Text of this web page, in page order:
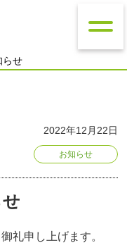
らせ
2022年12月22日
お知らせ
礼申し上げます。